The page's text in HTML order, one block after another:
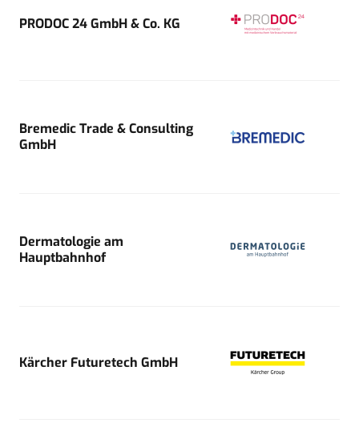
PRODOC 24 GmbH & Co. KG
Bremedic Trade & Consulting
GmbH
Dermatologie am
Hauptbahnhof
Kärcher Futuretech GmbH